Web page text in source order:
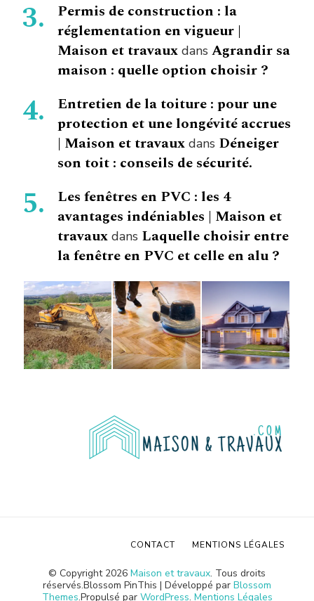
Permis de construction : la
réglementation en vigueur |
Maison et travaux dans Agrandir sa
maison : quelle option choisir ?
Entretien de la toiture : pour une
protection et une longévité accrues
| Maison et travaux dans Déneiger
son toit : conseils de sécurité.
Les fenêtres en PVC : les 4
avantages indéniables | Maison et
travaux dans Laquelle choisir entre
la fenêtre en PVC et celle en alu ?
© Copyright 2026 Maison et travaux. Tous droits
réservés.Blossom PinThis | Développé par Blossom
Themes.Propulsé par WordPress. Mentions Légales
CONTACT MENTIONS LÉGALES